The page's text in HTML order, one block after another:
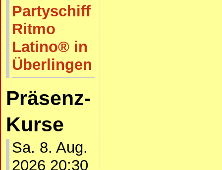
Partyschiff
Ritmo
Latino® in
Überlingen
Präsenz-
Kurse
Sa. 8. Aug.
2026 20:30